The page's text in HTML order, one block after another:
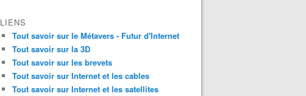
LIENS
Tout savoir sur le Métavers - Futur d'Internet
Tout savoir sur la 3D
Tout savoir sur les brevets
Tout savoir sur Internet et les cables
Tout savoir sur Internet et les satellites